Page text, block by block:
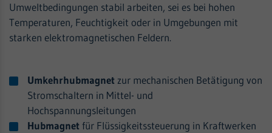
Umweltbedingungen stabil arbeiten, sei es bei hohen
Temperaturen, Feuchtigkeit oder in Umgebungen mit
starken elektromagnetischen Feldern​.
Umkehrhubmagnet zur mechanischen Betätigung von
Stromschaltern in Mittel- und
Hochspannungsleitungen
Hubmagnet für Flüssigkeitssteuerung in Kraftwerken